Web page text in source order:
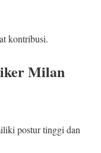
kontribusi.
Milan
postur tinggi dan